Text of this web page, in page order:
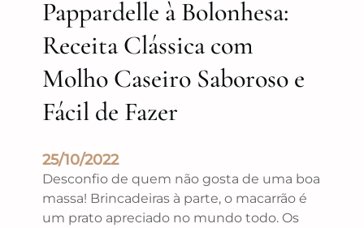
Pappardelle à Bolonhesa:
Receita Clássica com
Molho Caseiro Saboroso e
Fácil de Fazer
25/10/2022
Desconfio de quem não gosta de uma boa
massa! Brincadeiras à parte, o macarrão é
um prato apreciado no mundo todo. Os